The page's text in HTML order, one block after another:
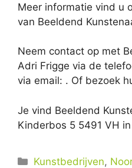
Meer informatie vind u
van Beeldend
Neem contact op met
Adri Frigge via de
via email: . Of bezoek
Je vind Beeldend
Kinderbos 5 5491 VH
Categorieën
Kunstbedrijven,